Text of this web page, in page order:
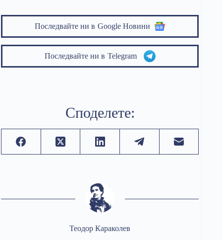
Последвайте ни в Google Новини
Последвайте ни в Telegram
Споделете:
Теодор Караколев